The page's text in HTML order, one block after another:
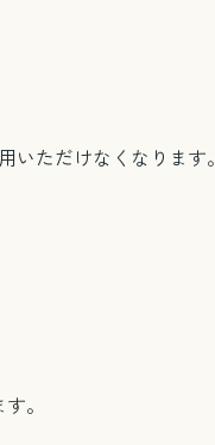
ただけなくなります。
。